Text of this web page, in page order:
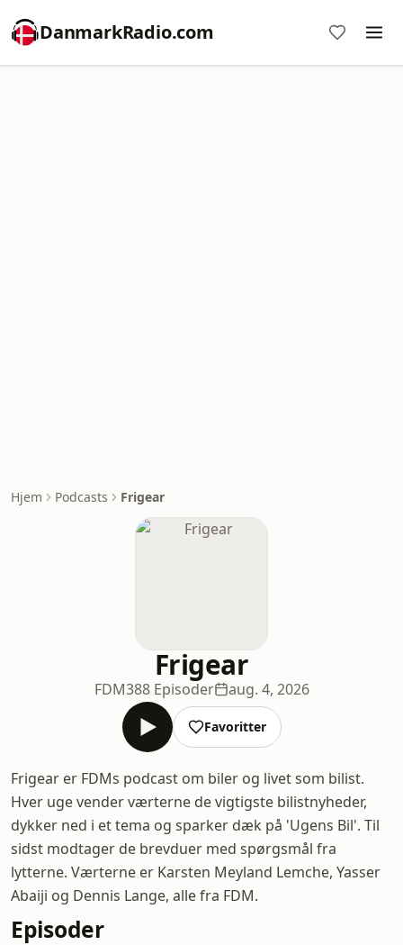
DanmarkRadio.com
Hjem Podcasts Frigear
Frigear
FDM388 Episoder aug. 4, 2026
Favoritter
Frigear er FDMs podcast om biler og livet som bilist.
Hver uge vender værterne de vigtigste bilistnyheder,
dykker ned i et tema og sparker dæk på 'Ugens Bil'. Til
sidst modtager de brevduer med spørgsmål fra
lytterne. Værterne er Karsten Meyland Lemche, Yasser
Abaiji og Dennis Lange, alle fra FDM.
Episoder